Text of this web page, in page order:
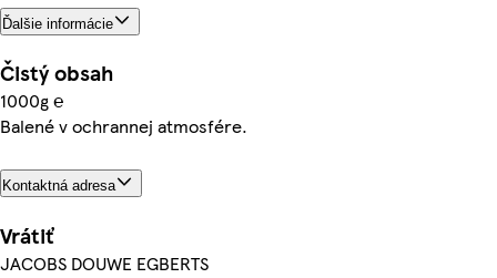
Ďalšie informácie
Čistý obsah
1000g ℮
Balené v ochrannej atmosfére.
Kontaktná adresa
Vrátiť
JACOBS DOUWE EGBERTS